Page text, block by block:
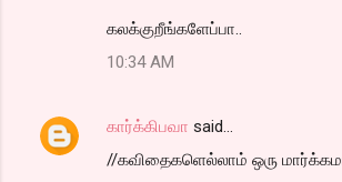
கலக்குறீங்களேப்பா..
10:34 AM
கார்க்கிபவா said…
//கவிதைகளெல்லாம் ஒரு